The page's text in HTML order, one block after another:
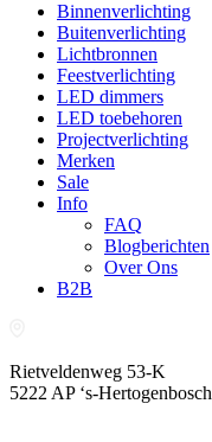
Binnenverlichting
Buitenverlichting
Lichtbronnen
Feestverlichting
LED dimmers
LED toebehoren
Projectverlichting
Merken
Sale
Info
FAQ
Blogberichten
Over Ons
B2B
Rietveldenweg 53-K
5222 AP ‘s-Hertogenbosch